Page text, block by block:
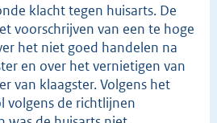
klacht tegen huisarts. De
voorschrijven van een te hoge
het niet goed handelen na
en over het vernietigen van
van klaagster. Volgens het
volgens de richtlijnen